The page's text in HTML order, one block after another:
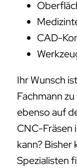
CAD-
Ihr Wunsch
Fachmann
ebenso auf
CNC-Fräsen
kann? Bisher
Spezialisten